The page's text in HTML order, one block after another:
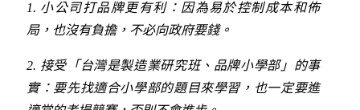
1. 小公司打品牌更有利：因為易於控制成本和佈
局，也沒有負擔，不必向政府要錢。
2. 接受「台灣是製造業研究班、品牌小學部」的事
實：要先找適合小學部的題目來學習，也一定要進